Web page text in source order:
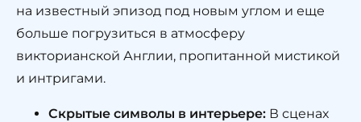
на известный эпизод под новым углом и еще
больше погрузиться в атмосферу
викторианской Англии, пропитанной мистикой
и интригами.
Скрытые символы в интерьере: В сценах